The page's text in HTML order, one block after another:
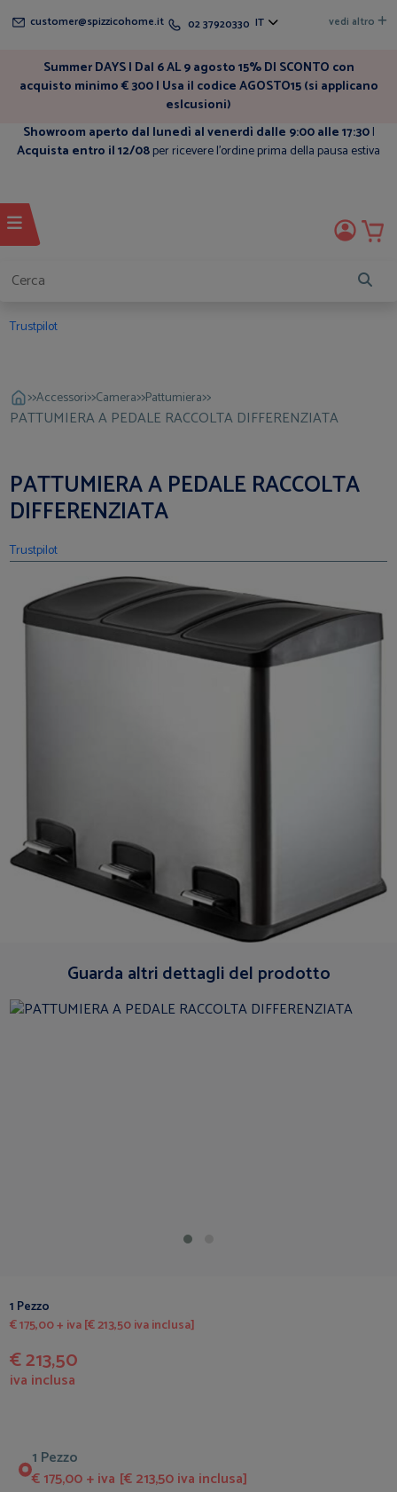
customer@spizzicohome.it 02 37920330 IT vedi altro
Summer DAYS | Dal 6 AL 9 agosto 15% DI SCONTO con
acquisto minimo € 300 | Usa il codice AGOSTO15 (si applicano
eslcusioni)
Showroom aperto dal lunedì al venerdì dalle 9:00 alle 17:30|
Acquista entro il 12/08per ricevere l'ordine prima della pausa estiva
Trustpilot
>>Accessori>>Camera>>Pattumiera>>
PATTUMIERA A PEDALE RACCOLTA DIFFERENZIATA
PATTUMIERA A PEDALE RACCOLTA
DIFFERENZIATA
Trustpilot
Guarda altri dettagli del prodotto
1 Pezzo
€ 175,00 + iva [€ 213,50 iva inclusa]
€ 213,50
iva inclusa
1 Pezzo
€ 175,00 + iva [€ 213,50 iva inclusa]